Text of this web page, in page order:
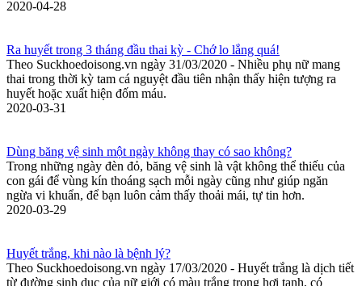
2020-04-28
Ra huyết trong 3 tháng đầu thai kỳ - Chớ lo lắng quá!
Theo Suckhoedoisong.vn ngày 31/03/2020 - Nhiều phụ nữ mang
thai trong thời kỳ tam cá nguyệt đầu tiên nhận thấy hiện tượng ra
huyết hoặc xuất hiện đốm máu.
2020-03-31
Dùng băng vệ sinh một ngày không thay có sao không?
Trong những ngày đèn đỏ, băng vệ sinh là vật không thể thiếu của
con gái để vùng kín thoáng sạch mỗi ngày cũng như giúp ngăn
ngừa vi khuẩn, để bạn luôn cảm thấy thoải mái, tự tin hơn.
2020-03-29
Huyết trắng, khi nào là bệnh lý?
Theo Suckhoedoisong.vn ngày 17/03/2020 - Huyết trắng là dịch tiết
từ đường sinh dục của nữ giới có màu trắng trong hơi tanh, có